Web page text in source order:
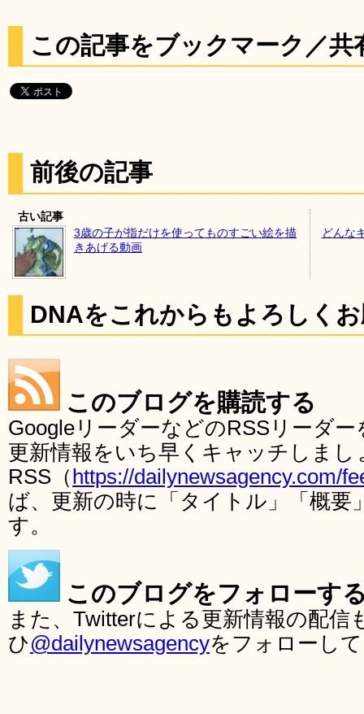
この記事をブックマーク／共
前後の記事
古い記事
3歳の子が指だけを使ってものすごい絵を描
きあげる動画
どんな
DNAをこれからもよろしく
このブログを購読する
GoogleリーダーなどのRSSリーダ
更新情報をいち早くキャッチしま
RSS（ https://dailynewsagency.com/
ば、更新の時に「タイトル」「概要
す。
このブログをフォローす
また、Twitterによる更新情報の配
ひ@dailynewsagencyをフォローし